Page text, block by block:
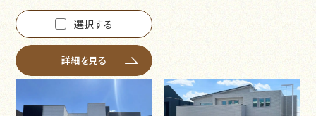
選択する
詳細を見る